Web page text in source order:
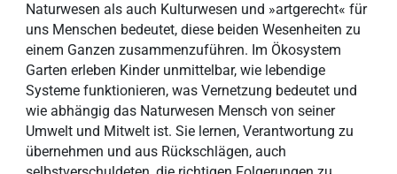
Naturwesen als auch Kulturwesen und »artgerecht« für
uns Menschen bedeutet, diese beiden Wesenheiten zu
einem Ganzen zusammenzuführen. Im Ökosystem
Garten erleben Kinder unmittelbar, wie lebendige
Systeme funktionieren, was Vernetzung bedeutet und
wie abhängig das Naturwesen Mensch von seiner
Umwelt und Mitwelt ist. Sie lernen, Verantwortung zu
übernehmen und aus Rückschlägen, auch